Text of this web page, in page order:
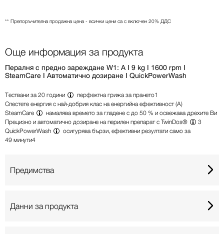
** Препоръчителна продажна цена - всички цени са с включен 20% ДДС
Още информация за продукта
Пералня с предно зареждане W1: A I 9 kg I 1600 rpm I
SteamCare I Автоматично дозиране I QuickPowerWash
Тествани за 20 години перфектна грижа за прането1
Спестете енергия с най-добрия клас на енергийна ефективност (A)
SteamCare
намалява времето за гладене с до 50 % и освежава дрехите Ви
Прецизно и автоматично дозиране на перилен препарат с TwinDos®
3
QuickPowerWash
осигурява бързи, ефективни резултати само за
49 минути4
Предимства
Данни за продукта